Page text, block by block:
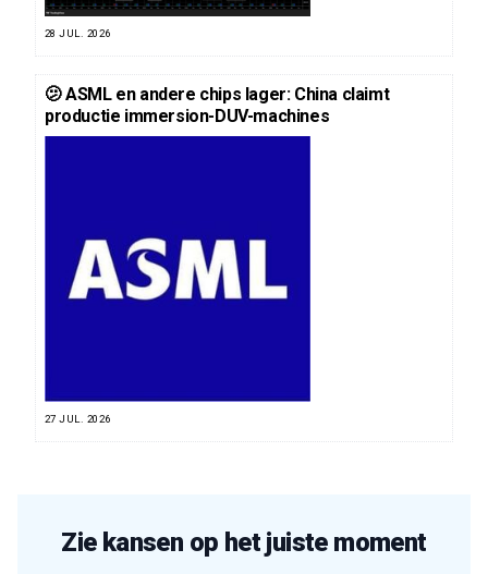
28 JUL. 2026
🫤 ASML en andere chips lager: China claimt
productie immersion-DUV-machines
27 JUL. 2026
Zie kansen op het juiste moment